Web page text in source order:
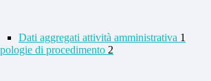
Dati aggregati attività amministrativa 1
di procedimento 2